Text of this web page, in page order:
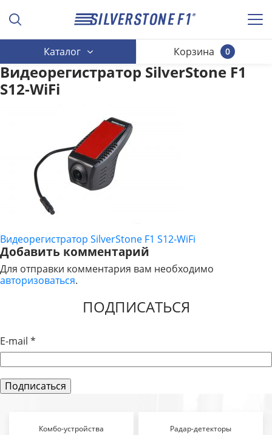
Каталог 0
Корзина
Видеорегистратор SilverStone F1
S12-WiFi
НАВИГАЦИЯ
ПО
ЗАПИСЯМ
Видеорегистратор SilverStone F1 S12-WiFi
Добавить комментарий
Для отправки комментария вам необходимо
авторизоваться.
ПОДПИСАТЬСЯ
E-mail *
Комбо-устройства Радар-детекторы